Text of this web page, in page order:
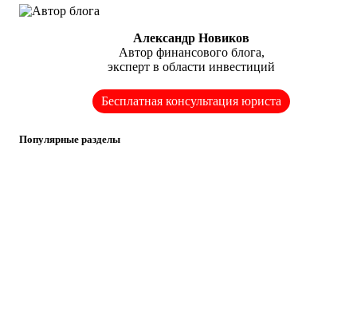
Александр Новиков
Автор финансового блога,
эксперт в области инвестиций
Бесплатная консультация юриста
Популярные разделы